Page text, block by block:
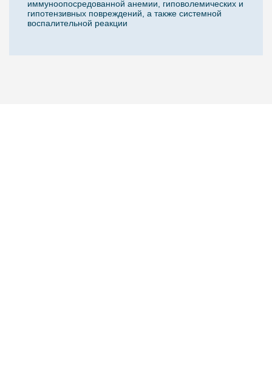
иммуноопосредованной анемии, гиповолемических и
гипотензивных повреждений, а также системной
воспалительной реакции